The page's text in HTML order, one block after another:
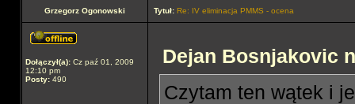
Grzegorz Ogonowski Tytuł: Re: IV eliminacja PMMS - ocena
Dołączył(a): Cz paź 01, 2009
12:10 pm
Posty: 490
Dejan Bosnjakovic
Czytam ten wątek i